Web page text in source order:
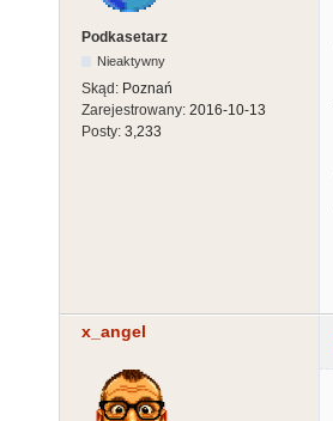
Podkasetarz
Nieaktywny
Skąd: Poznań
Zarejestrowany: 2016-10-13
Posty: 3,233
x_angel